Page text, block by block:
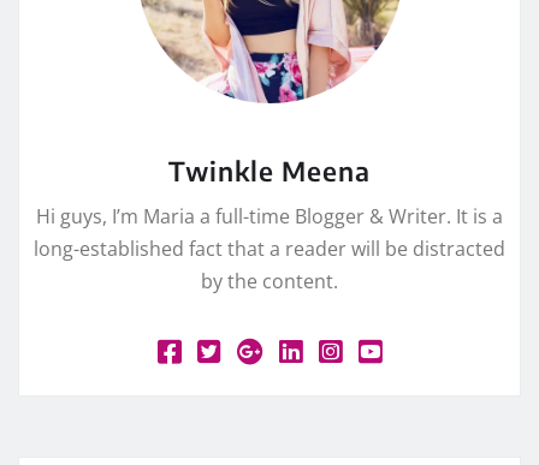
Twinkle Meena
Hi guys, I’m Maria a full-time Blogger & Writer. It is a
long-established fact that a reader will be distracted
by the content.